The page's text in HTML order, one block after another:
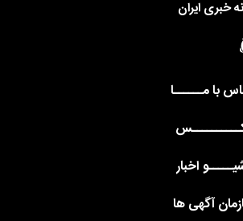
خبری ایران
با مــــــا
اخبار
آگهی ها